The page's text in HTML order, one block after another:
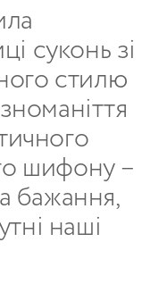
суконь зі
стилю
шифону –
бажання,
наші